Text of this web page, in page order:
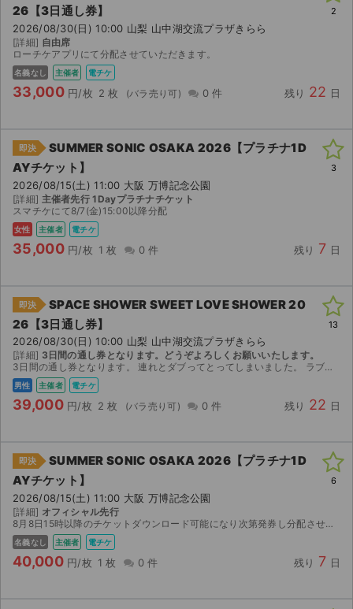
26【3日通し券】
2026/08/30(日) 10:00 山梨 山中湖交流プラザきらら
[詳細] 自由席
ローチケアプリにて分配させていただきます。
名義なし 主催者 電チケ
33,000 円/枚 2 枚 0 件 残り 22 日
2
即決
SUMMER SONIC OSAKA 2026【プラチナ1D
AYチケット】
2026/08/15(土) 11:00 大阪 万博記念公園
[詳細] 主催者先行 1Dayプラチナチケット
スマチケにて8/7(金)15:00以降分配
女性 主催者 電チケ
35,000 円/枚 1 枚 0 件 残り 7 日
3
即決
SPACE SHOWER SWEET LOVE SHOWER 20
26【3日通し券】
2026/08/30(日) 10:00 山梨 山中湖交流プラザきらら
[詳細] 3日間の通し券となります。どうぞよろしくお願いいたします。
3日間の通し券となります。 連れとダブってとってしまいました。 ラブシャに行かれるご予定の方はぜひよろしくお願いいたします。 2枚おまとめの場合、値下げも検討させていただいております。 ロ...
男性 主催者 電チケ
39,000 円/枚 2 枚 0 件 残り 22 日
13
即決
SUMMER SONIC OSAKA 2026【プラチナ1D
AYチケット】
2026/08/15(土) 11:00 大阪 万博記念公園
[詳細] オフィシャル先行
8月8日15時以降のチケットダウンロード可能になり次第発券し分配させていただきます。
名義なし 主催者 電チケ
40,000 円/枚 1 枚 0 件 残り 7 日
6